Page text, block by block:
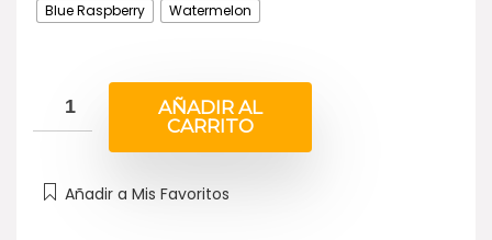
Blue Raspberry Watermelon
AÑADIR AL
CARRITO
Añadir a Mis Favoritos